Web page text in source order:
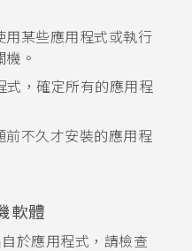
用某些應用程式或執行
。
式，確定所有的應用程
前不久才安裝的應用程
軟體
於應用程式，請檢查